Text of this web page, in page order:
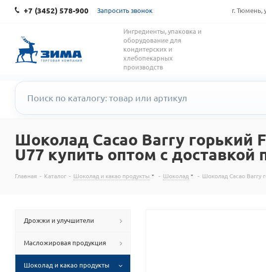
+7 (3452) 578-900 Запросить звонок г. Тюмень,
Ингредиенты, упаковка и
оборудование для
кондитерских и
хлебопекарных
производств
Шоколад Cacao Barry горький
U77 купить оптом с
Главная - Каталог - Шоколад и какао продукты - Шоколад - Шоколад Cacao Barry
Дрожжи и улучшители
Масложировая продукция
Шоколад и какао продукты